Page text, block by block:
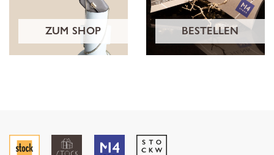
ZUM SHOP BESTELLEN